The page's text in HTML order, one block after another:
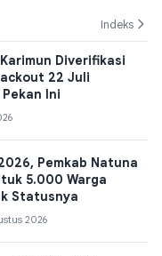
Indeks
Diverifikasi
22 Juli
Ini
Pemkab Natuna
5.000 Warga
Statusnya
2026